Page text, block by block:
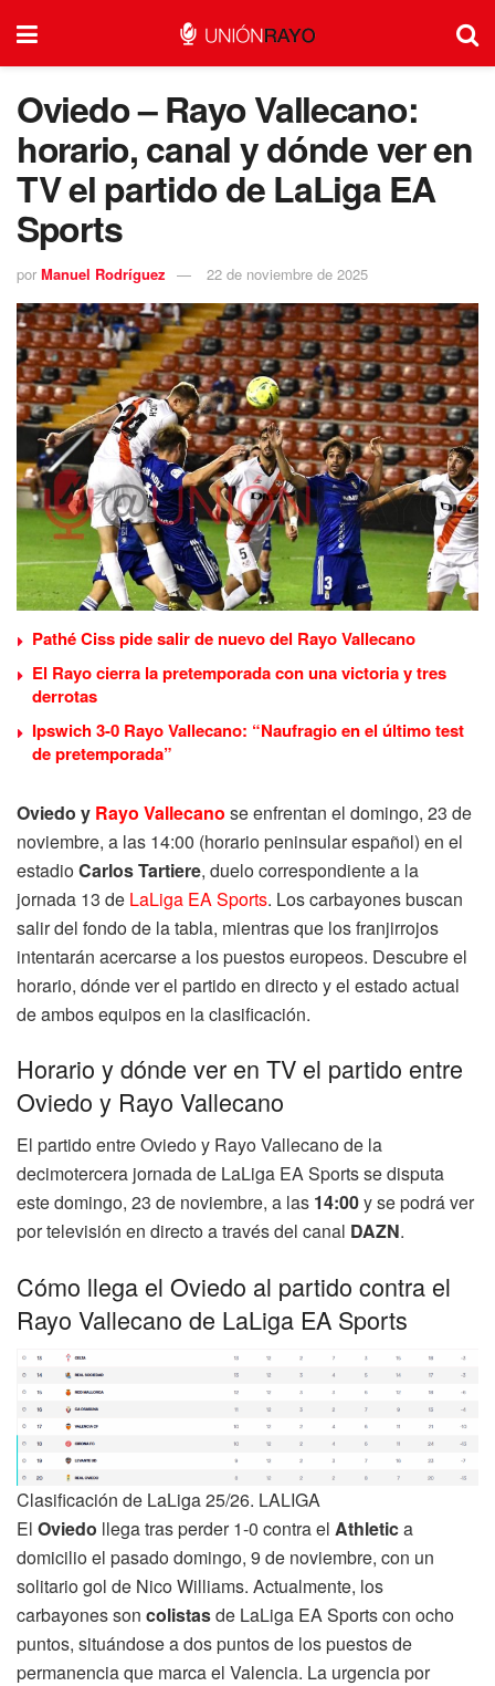
Oviedo – Rayo Vallecano:
horario, canal y dónde ver en
TV el partido de LaLiga EA
Sports
por Manuel Rodríguez 22 de noviembre de 2025
Pathé Ciss pide salir de nuevo del Rayo Vallecano
El Rayo cierra la pretemporada con una victoria y tres
derrotas
Ipswich 3-0 Rayo Vallecano: “Naufragio en el último test
de pretemporada”
Oviedo y Rayo Vallecano se enfrentan el domingo, 23 de
noviembre, a las 14:00 (horario peninsular español) en el
estadioCarlos Tartiere, duelo correspondiente a la
jornada 13 de LaLiga EA Sports. Los carbayones buscan
salir del fondo de la tabla, mientras que los franjirrojos
intentarán acercarse a los puestos europeos. Descubre el
horario, dónde ver el partido en directo y el estado actual
de ambos equipos en la clasificación.
Horario y dónde ver en TV el partido entre
Oviedo y Rayo Vallecano
El partido entre Oviedo y Rayo Vallecano de la
decimotercera jornada de LaLiga EA Sports se disputa
este domingo, 23 de noviembre, a las 14:00y se podrá ver
por televisión en directo a través del canal DAZN.
Cómo llega el Oviedo al partido contra el
Rayo Vallecano de LaLiga EA Sports
Clasificación de LaLiga 25/26. LALIGA
El Oviedo llega tras perder 1-0 contra el Athletica
domicilio el pasado domingo, 9 de noviembre, con un
solitario gol de Nico Williams. Actualmente, los
carbayones son colistasde LaLiga EA Sports con ocho
puntos, situándose a dos puntos de los puestos de
permanencia que marca el Valencia. La urgencia por